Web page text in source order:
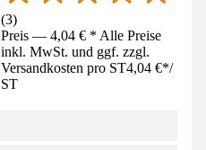
(3)
Preis — 4,04 € * Alle Preise
inkl. MwSt. und ggf. zzgl.
Versandkosten pro ST4,04 €*/
ST